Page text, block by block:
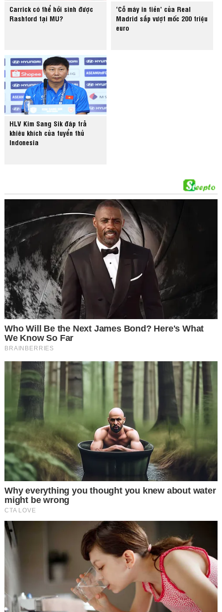
Carrick có thể hồi sinh được
Rashford tại MU?
‘Cỗ máy in tiền’ của Real
Madrid sắp vượt mốc 200 triệu
euro
HLV Kim Sang Sik đáp trả
khiêu khích của tuyển thủ
Indonesia